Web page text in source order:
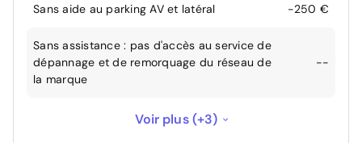
Sans aide au parking AV et latéral -250 €
Sans assistance : pas d'accès au service de
dépannage et de remorquage du réseau de
la marque
--
Sans openR link 10,4"avec navigation et
Voir plus (+3)